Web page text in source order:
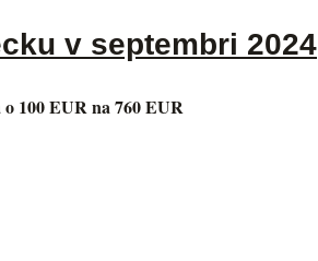
v septembri 2024
100 EUR na 760 EUR